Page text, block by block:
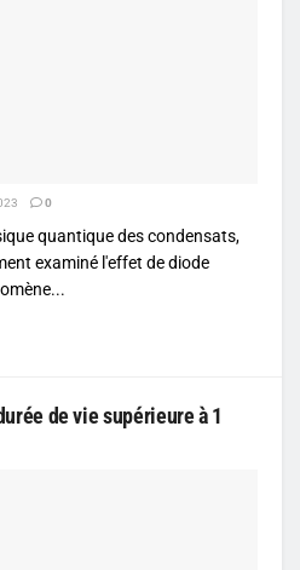
0
quantique des condensats,
examiné l'effet de diode
de vie supérieure à 1